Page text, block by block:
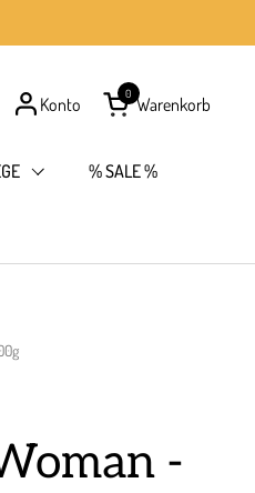
Konto
Warenkorb öffnen
Warenkorb
0
% SALE %
-